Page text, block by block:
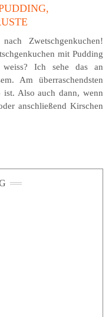
Zwetschgenkuchen!
mit Pudding
Ich sehe das an
Am über­raschend­sten
ist. Also auch dann, wenn
anschließend Kirschen